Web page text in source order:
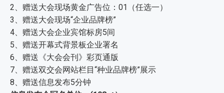
2、赠送大会现场黄金广告位：01（任选一）
3、赠送大会现场“企业品牌榜”
4、赠送大会企业宾馆标房5间
5、赠送开幕式背景板企业署名
6、赠送《大会会刊》彩页通版
7、赠送双交会网站栏目“种业品牌榜”展示
8、赠送信息发布5分钟